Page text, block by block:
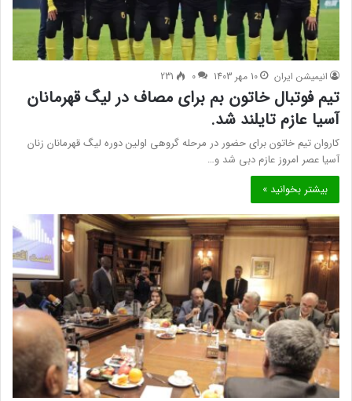
انیمیشن ایران 10 مهر 1403 0
231
تیم فوتبال خاتون بم برای مصاف در لیگ قهرمانان
آسیا عازم تایلند شد.
کاروان تیم خاتون برای حضور در مرحله گروهی اولین دوره لیگ قهرمانان زنان
آسیا عصر امروز عازم دبی شد و…
بیشتر بخوانید »